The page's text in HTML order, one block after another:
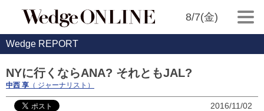
8/7(金)
Wedge REPORT
NYに行くならANA? それともJAL?
中西 享 （ ジャーナリスト）
2016/11/02